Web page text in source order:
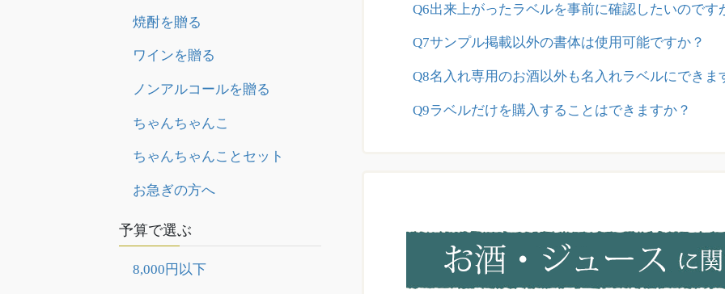
Q6出来上がったラベルを事前に確認したいのです
Q7サンプル掲載以外の書体は使用可能ですか？
Q8名入れ専用のお酒以外も名入れラベルにできま
Q9ラベルだけを購入することはできますか？
焼酎を贈る
ワインを贈る
ノンアルコールを贈る
ちゃんちゃんこ
ちゃんちゃんことセット
お急ぎの方へ
予算で選ぶ
8,000円以下